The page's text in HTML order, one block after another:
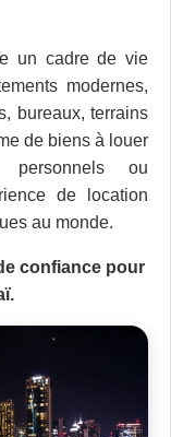
un cadre de vie
modernes,
bureaux, terrains
de biens à louer
ou
de location
au monde.
confiance pour